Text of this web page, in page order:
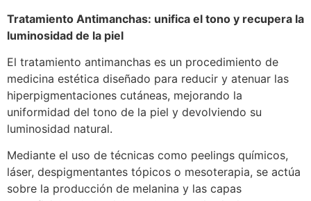
Tratamiento Antimanchas: unifica el tono y recupera la
luminosidad de la piel
El tratamiento antimanchas es un procedimiento de
medicina estética diseñado para reducir y atenuar las
hiperpigmentaciones cutáneas, mejorando la
uniformidad del tono de la piel y devolviendo su
luminosidad natural.
Mediante el uso de técnicas como peelings químicos,
láser, despigmentantes tópicos o mesoterapia, se actúa
sobre la producción de melanina y las capas